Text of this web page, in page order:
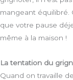
mangeant équilibré.
que votre pause
même à la maison !
La tentation du
Quand on travaille